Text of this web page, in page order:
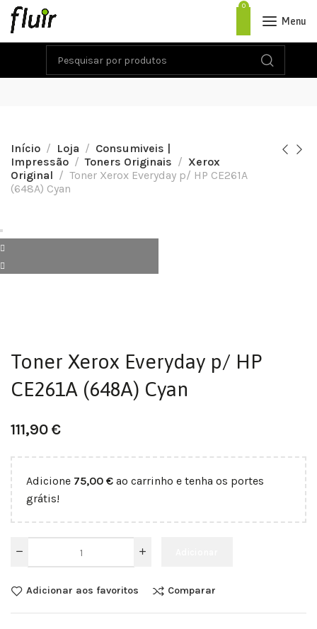
0
Menu
Início Loja
Consumiveis |
Impressão
Toners Originais
Xerox
Original
Toner Xerox Everyday p/ HP CE261A
(648A) Cyan
Toner Xerox Everyday p/ HP
CE261A (648A) Cyan
111,90€
Adicione 75,00 € ao carrinho e tenha os portes
grátis!
Adicionar aos favoritos Comparar